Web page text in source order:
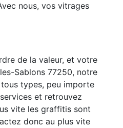
nous, vos vitrages
de la valeur, et votre
Sablons 77250, notre
types, peu importe
et retrouvez
vite les graffitis sont
donc au plus vite